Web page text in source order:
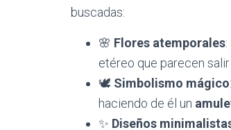
buscadas:
​🌸 Flores atemporales
etéreo que parecen
​🕊️ Simbolismo mágico:
haciendo de él un
​✨ Diseños